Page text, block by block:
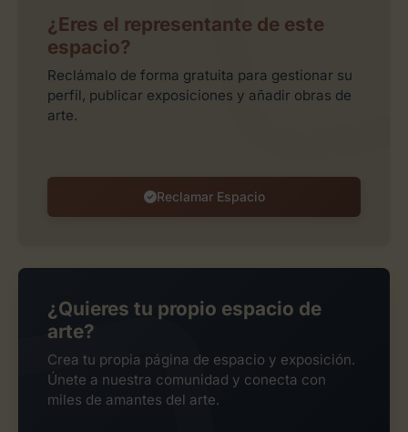
¿Eres el representante de este
espacio?
Reclámalo de forma gratuita para gestionar su
perfil, publicar exposiciones y añadir obras de
arte.
Reclamar Espacio
¿Quieres tu propio espacio de
arte?
Crea tu propia página de espacio y exposición.
Únete a nuestra comunidad y conecta con
miles de amantes del arte.